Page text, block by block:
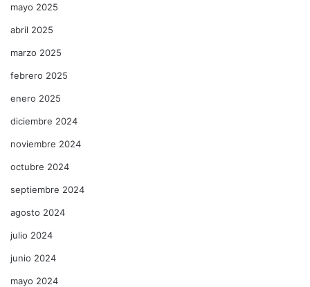
mayo 2025
abril 2025
marzo 2025
febrero 2025
enero 2025
diciembre 2024
noviembre 2024
octubre 2024
septiembre 2024
agosto 2024
julio 2024
junio 2024
mayo 2024